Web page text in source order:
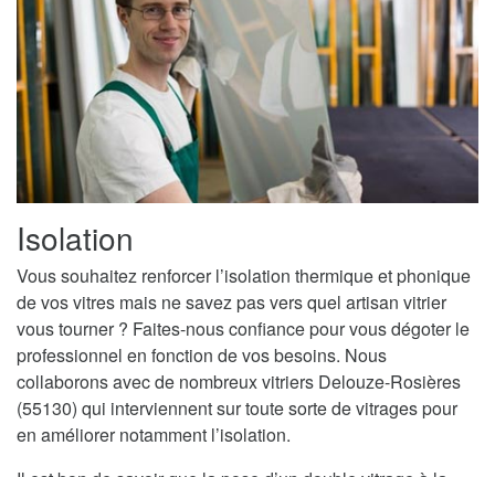
Isolation
Vous souhaitez renforcer l’isolation thermique et phonique
de vos vitres mais ne savez pas vers quel artisan vitrier
vous tourner ? Faites-nous confiance pour vous dégoter le
professionnel en fonction de vos besoins. Nous
collaborons avec de nombreux vitriers Delouze-Rosières
(55130) qui interviennent sur toute sorte de vitrages pour
en améliorer notamment l’isolation.